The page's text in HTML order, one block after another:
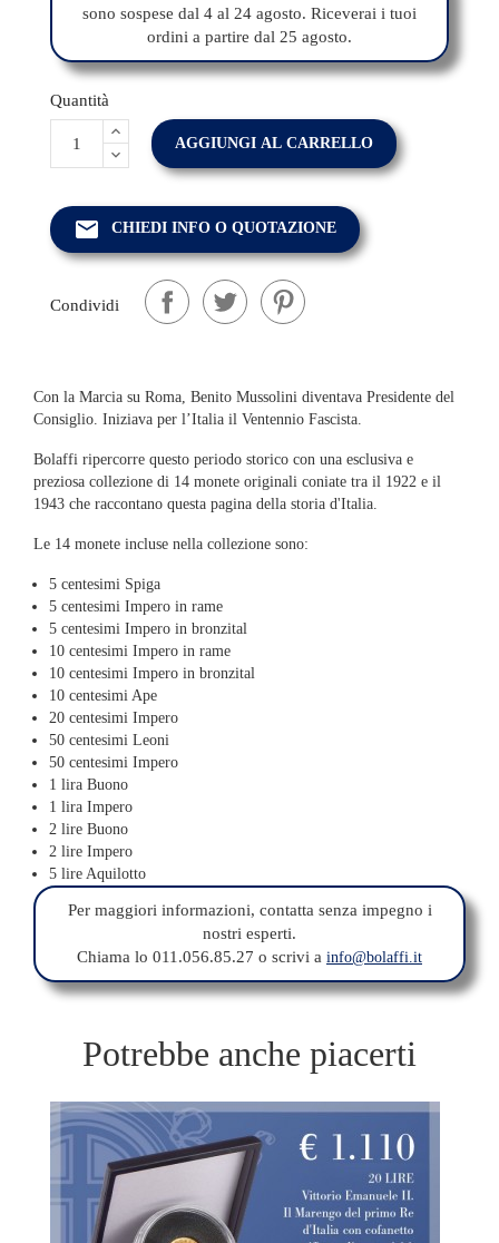
sono sospese dal 4 al 24 agosto. Riceverai i tuoi
ordini a partire dal 25 agosto.
Quantità
AGGIUNGI AL CARRELLO
email CHIEDI INFO O QUOTAZIONE
Condividi
Con la Marcia su Roma, Benito Mussolini diventava Presidente del
Consiglio. Iniziava per l’Italia il Ventennio Fascista.
Bolaffi ripercorre questo periodo storico con una esclusiva e
preziosa collezione di 14 monete originali coniate tra il 1922 e il
1943 che raccontano questa pagina della storia d'Italia.
Le 14 monete incluse nella collezione sono:
5 centesimi Spiga
5 centesimi Impero in rame
5 centesimi Impero in bronzital
10 centesimi Impero in rame
10 centesimi Impero in bronzital
10 centesimi Ape
20 centesimi Impero
50 centesimi Leoni
50 centesimi Impero
1 lira Buono
1 lira Impero
2 lire Buono
2 lire Impero
5 lire Aquilotto
Per maggiori informazioni, contatta senza impegno i
nostri esperti.
Chiama lo 011.056.85.27 o scrivi a info@bolaffi.it
Potrebbe anche piacerti